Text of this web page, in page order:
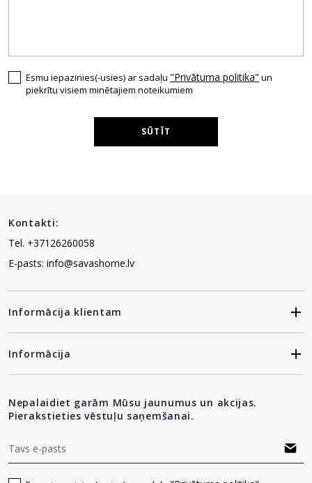
Esmu iepazinies(-usies) ar sadaļu "Privātuma politika" un
piekrītu visiem minētajiem noteikumiem
SŪTĪT
Kontakti:
Tel. +37126260058
E-pasts: info@savashome.lv
Informācija klientam
Informācija
Nepalaidiet garām Mūsu jaunumus un akcijas.
Pierakstieties vēstuļu saņemšanai.